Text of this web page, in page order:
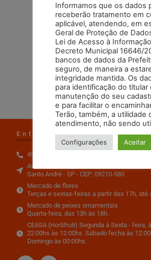
Entre em Contato
4996-9500
Av. dos Estados, 2195 - Bairro Santa
Santo André - SP - CEP: 09210-580
Mercado de flores
Terças e sextas-feiras a partir das 17h, até
Mercado de peixes ornamentais
Quarta-feira, das 13h às 18h.
CEASA (Hortifruti) Segunda à Sexta - feira,
22:00hs às 12:00hs. Sábado fecha às
Domingo às 00:00hs.
Informamos que os dados
receberão tratamento em
aplicável, atendendo, em
Geral de Proteção de
Lei de Acesso à
Decreto Municipal 16646/
bancos de dados da
seguro, de maneira a
integridade mantida. Os
para identificação do
manutenção do seu
e para facilitar o
Terão, também, a utilidade
atendimento, não sendo
Configurações Aceitar